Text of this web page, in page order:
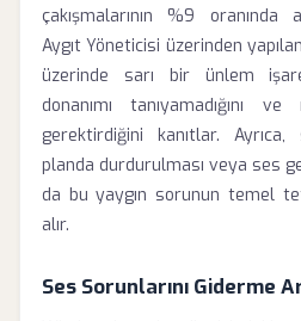
çakışmalarının %9 oranında
Aygıt Yöneticisi üzerinden
üzerinde sarı bir ünlem
donanımı tanıyamadığını
gerektirdiğini kanıtlar.
planda durdurulması veya ses
da bu yaygın sorunun temel
alır.
Ses Sorunlarını Giderme